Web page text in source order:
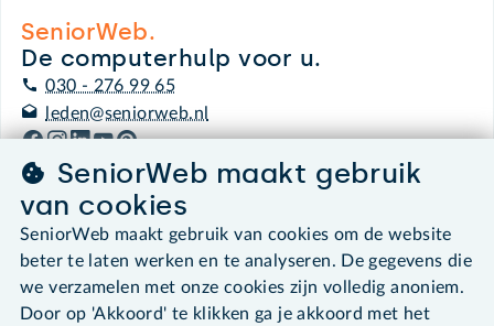
SeniorWeb.
De computerhulp voor u.
030 - 276 99 65
leden@seniorweb.nl
©2026 SeniorWeb
Algemene voorwaarden
Cookies en cookie-instellingen
SeniorWeb maakt gebruik
van cookies
SeniorWeb maakt gebruik van cookies om de website
beter te laten werken en te analyseren. De gegevens die
we verzamelen met onze cookies zijn volledig anoniem.
Door op 'Akkoord' te klikken ga je akkoord met het